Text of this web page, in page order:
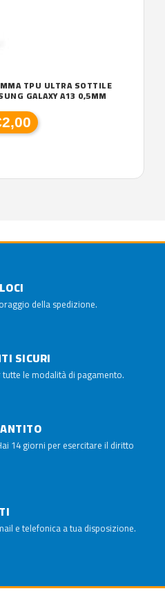
TPU ULTRA SOTTILE
GALAXY A13 0,5MM
della spedizione.
SICURI
le modalità di pagamento.
14 giorni per esercitare il diritto
e telefonica a tua disposizione.